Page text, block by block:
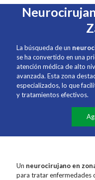
La búsqueda de un
se ha convertido en una
atención médica de alto
avanzada. Esta zona
especializados, lo que
y tratamientos efectivos.
Un neurocirujano en
para tratar enfermedades